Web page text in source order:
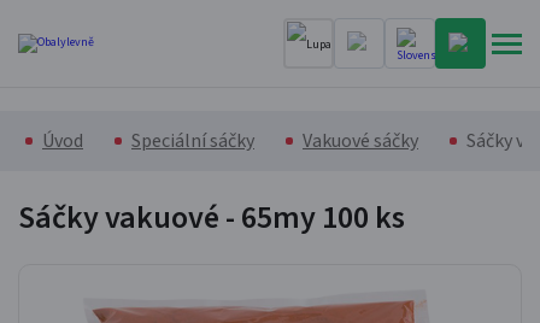
Úvod Speciální sáčky Vakuové sáčky Sáčky
Sáčky vakuové - 65my100 ks